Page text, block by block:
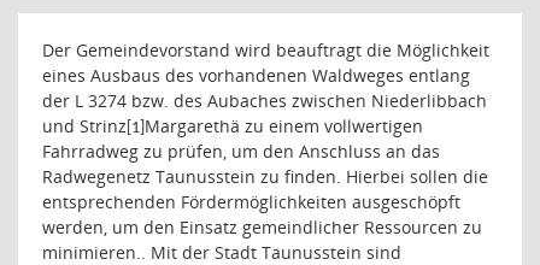
Der Gemeindevorstand wird beauftragt die Möglichkeit
eines Ausbaus des vorhandenen Waldweges entlang
der L 3274 bzw. des Aubaches zwischen Niederlibbach
und Strinz [1] Margarethä zu einem vollwertigen
Fahrradweg zu prüfen, um den Anschluss an das
Radwegenetz Taunusstein zu finden. Hierbei sollen die
entsprechenden Fördermöglichkeiten ausgeschöpft
werden, um den Einsatz gemeindlicher Ressourcen zu
minimieren.. Mit der Stadt Taunusstein sind